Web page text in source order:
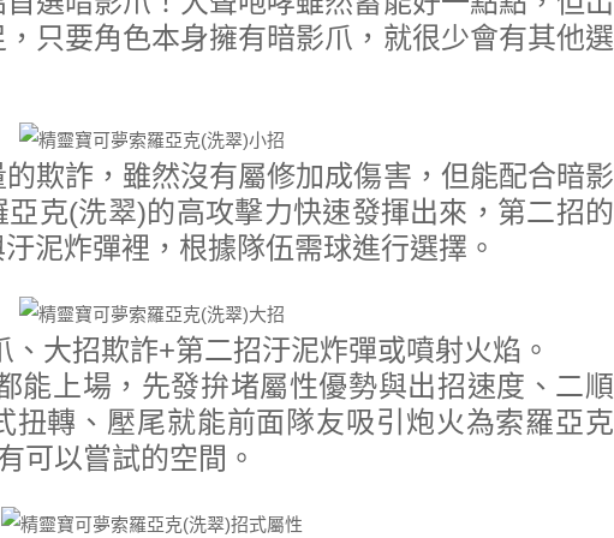
只要角色本身擁有暗影爪，就很少會有其他選
欺詐，雖然沒有屬修加成傷害，但能配合暗影
克(洗翠)的高攻擊力快速發揮出來，第二招的
泥炸彈裡，根據隊伍需球進行選擇。
大招欺詐+第二招汙泥炸彈或噴射火焰。
能上場，先發拚堵屬性優勢與出招速度、二順
扭轉、壓尾就能前面隊友吸引炮火為索羅亞克
可以嘗試的空間。